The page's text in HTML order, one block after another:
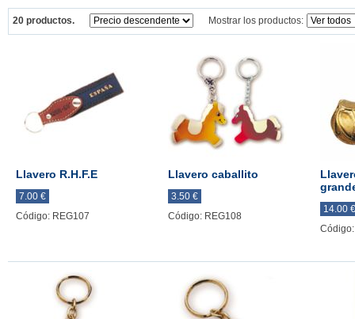
20 productos. Mostrar los productos:
Llavero R.H.F.E
7.00 €
Código: REG107
Llavero caballito
3.50 €
Código: REG108
14.00 €